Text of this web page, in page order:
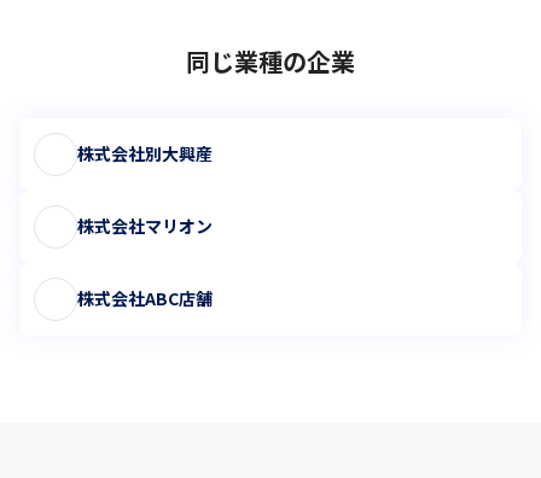
同じ業種の企業
株式会社別大興産
株式会社マリオン
株式会社ABC店舗